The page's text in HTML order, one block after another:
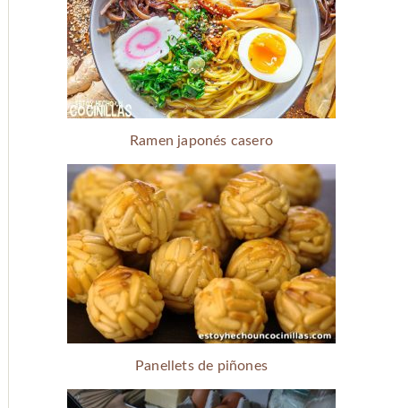
Ramen japonés casero
Panellets de piñones